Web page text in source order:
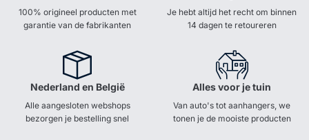
100% origineel producten met
garantie van de fabrikanten
Je hebt altijd het recht om binnen
14 dagen te retoureren
Nederland en België
Alle aangesloten webshops
bezorgen je bestelling snel
Alles voor je tuin
Van auto's tot aanhangers, we
tonen je de mooiste producten